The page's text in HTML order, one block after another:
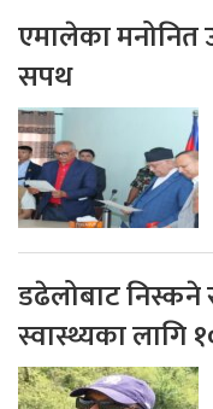
एमालेका मनोनित
सपथ
डढेलोबाट
स्वास्थ्यका लागि